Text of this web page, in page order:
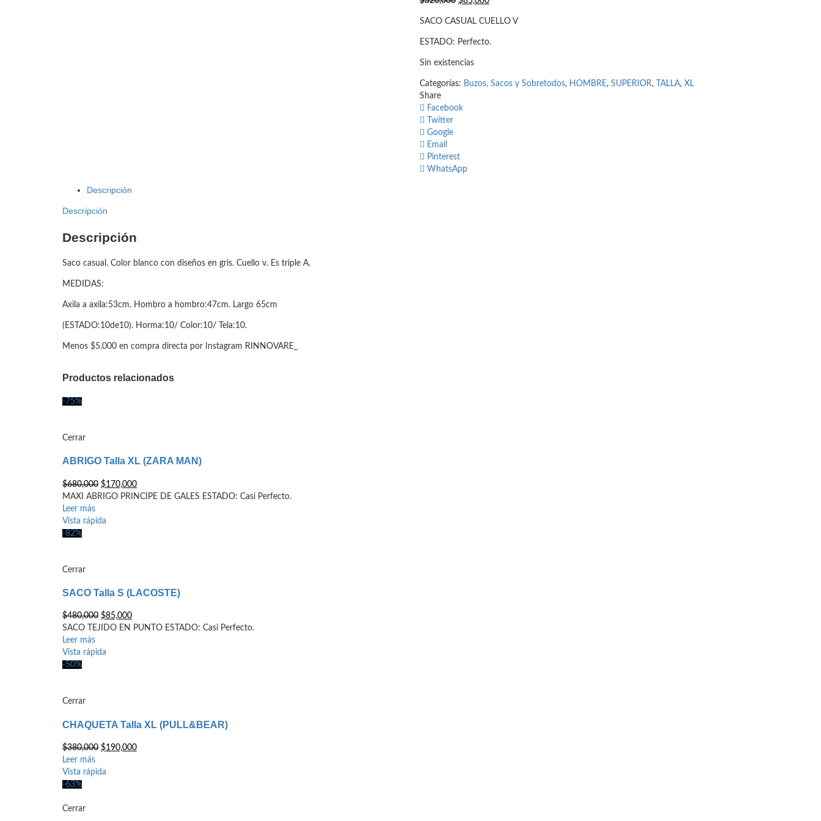
original
era:
actual
SACO CASUAL CUELLO V
ESTADO: Perfecto.
Sin existencias
Categorías: Buzos, Sacos y Sobretodos, HOMBRE, SUPERIOR, TALLA, XL
Share
Facebook
Twitter
Google
Email
Pinterest
WhatsApp
Descripción
Descripción
Descripción
Saco casual. Color blanco con diseños en gris. Cuello v. Es triple A.
MEDIDAS:
Axila a axila:53cm. Hombro a hombro:47cm. Largo 65cm
(ESTADO:10de10). Horma:10/ Color:10/ Tela:10.
Menos $5.000 en compra directa por Instagram RINNOVARE_
Productos relacionados
-75%
Cerrar
ABRIGO Talla XL (ZARA MAN)
$680,000 El
precio
era:
$170,000El
precio
MAXI ABRIGO PRINCIPE DE GALES ESTADO: Casi Perfecto.
Leer más
Vista rápida
-82%
Cerrar
SACO Talla S (LACOSTE)
$480,000 El
precio
era:
$85,000El
precio
SACO TEJIDO EN PUNTO ESTADO: Casi Perfecto.
Leer más
Vista rápida
-50%
Cerrar
CHAQUETA Talla XL (PULL&BEAR)
$380,000 El
original
$190,000El
Leer más
Vista rápida
-63%
Cerrar